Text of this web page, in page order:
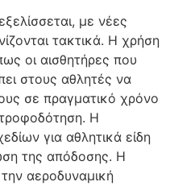
με νέες
τακτικά. Η χρήση
οι αισθητήρες που
στους αθλητές να
σε πραγματικό χρόνο
Η
για αθλητικά είδη
της απόδοσης. Η
αεροδυναμική